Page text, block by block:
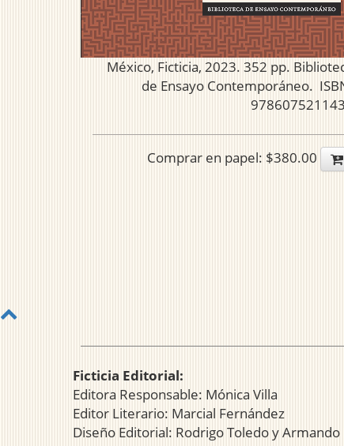
México, Ficticia, 2023. 352 pp.
de Ensayo Contemporáneo.
Comprar en papel: $380.00
Ficticia Editorial:
Editora Responsable: Mónica Villa
Editor Literario: Marcial Fernández
Diseño Editorial: Rodrigo Toledo y